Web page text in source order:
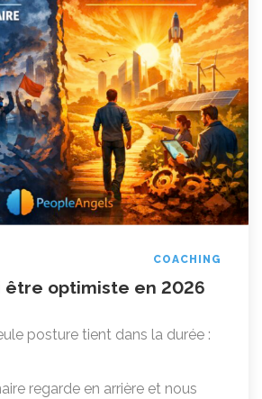
COACHING
être optimiste en 2026
posture tient dans la durée :
regarde en arrière et nous